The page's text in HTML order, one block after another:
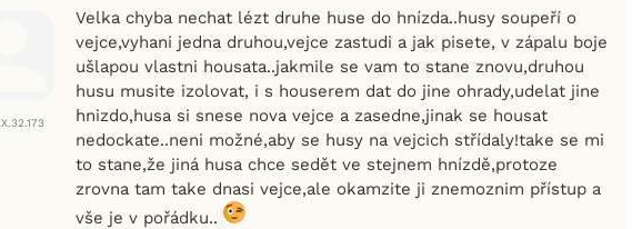
Velka chyba nechat lézt druhe huse do hnízda..husy soupeří o
vejce,vyhani jedna druhou,vejce zastudi a jak pisete, v zápalu boje
ušlapou vlastni housata..jakmile se vam to stane znovu,druhou
husu musite izolovat, i s houserem dat do jine ohrady,udelat jine
hnizdo,husa si snese nova vejce a zasedne,jinak se housat
nedockate..neni možné,aby se husy na vejcich střídaly!take se mi
to stane,že jiná husa chce sedět ve stejnem hnízdě,protoze
zrovna tam take dnasi vejce,ale okamzite ji znemoznim přístup a
vše je v pořádku..